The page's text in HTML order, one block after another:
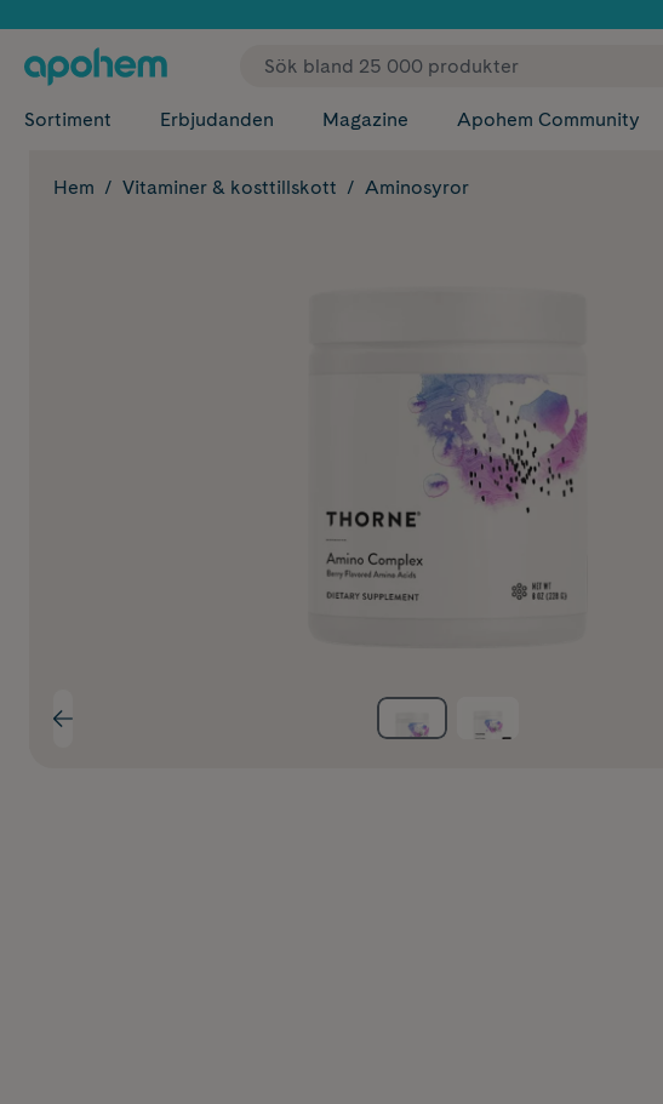
✓ Fri frakt
Sortiment Erbjudanden Magazine Apohem Community
Hem Vitaminer & kosttillskott Aminosyror